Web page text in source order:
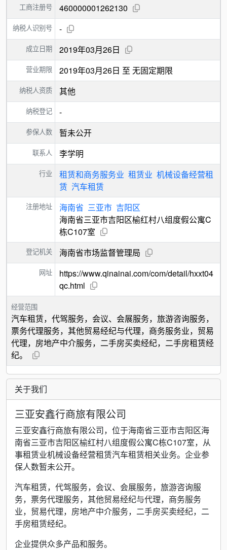
工商注册号 460000001262130
纳税人识别号 -
成立日期 2019年03月26日
营业期限 2019年03月26日 至 无固定期限
纳税人资质 其他
纳税登记 -
参保人数 暂未公开
联系人 李学明
行业 租赁和商务服务业 租赁业 机械设备经营租
赁 汽车租赁
注册地址 海南省 三亚市 吉阳区
海南省三亚市吉阳区榆红村八组度假公寓C
栋C107室
登记机关 海南省市场监督管理局
网址
https://www.qinainai.com/com/detail/hxxt04
qc.html
经营范围
汽车租赁，代驾服务，会议、会展服务，旅游咨询服务，
票务代理服务，其他贸易经纪与代理，商务服务业，贸易
代理，房地产中介服务，二手房买卖经纪，二手房租赁经
纪。
关于我们
三亚安鑫行商旅有限公司
三亚安鑫行商旅有限公司，位于海南省三亚市吉阳区海
南省三亚市吉阳区榆红村八组度假公寓C栋C107室，从
事租赁业机械设备经营租赁汽车租赁相关业务。企业参
保人数暂未公开。
汽车租赁，代驾服务，会议、会展服务，旅游咨询服
务，票务代理服务，其他贸易经纪与代理，商务服务
业，贸易代理，房地产中介服务，二手房买卖经纪，二
手房租赁经纪。
企业提供众多产品和服务。